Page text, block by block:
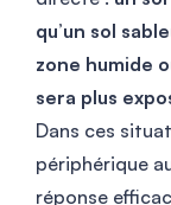
qu’un sol
zone humide
sera plus
Dans ces
périphérique
réponse